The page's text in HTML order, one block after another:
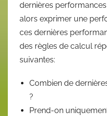
dernières
alors exprimer une
ces dernières
des règles de calcul
suivantes:
Combien de
?
Prend-on